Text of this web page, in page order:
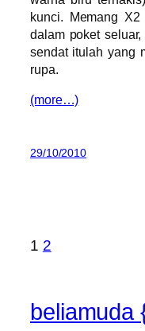
kunci. Memang
dalam poket
sendat itulah yang
rupa.
(more…)
29/10/2010
1 2
beliamuda